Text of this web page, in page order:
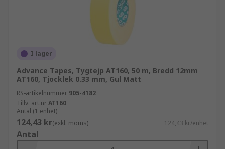
I lager
Advance Tapes, Tygtejp AT160, 50 m, Bredd 12mm
AT160, Tjocklek 0.33 mm, Gul Matt
RS-artikelnummer 905-4182
Tillv. art.nrAT160
Antal (1 enhet)
124,43 kr(exkl. moms) 124,43 kr/enhet
Antal